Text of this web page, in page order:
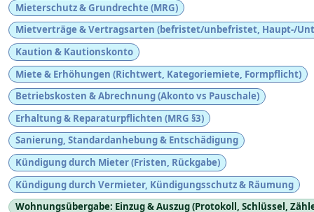
Mieterschutz & Grundrechte (MRG)
Mietverträge & Vertragsarten (befristet/unbefristet, Haupt-/
Kaution & Kautionskonto
Miete & Erhöhungen (Richtwert, Kategoriemiete, Formpflicht)
Betriebskosten & Abrechnung (Akonto vs Pauschale)
Erhaltung & Reparaturpflichten (MRG §3)
Sanierung, Standardanhebung & Entschädigung
Kündigung durch Mieter (Fristen, Rückgabe)
Kündigung durch Vermieter, Kündigungsschutz & Räumung
Wohnungsübergabe: Einzug & Auszug (Protokoll, Schlüssel,